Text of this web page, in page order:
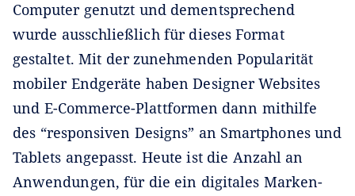
Computer genutzt und dementsprechend
wurde ausschließlich für dieses Format
gestaltet. Mit der zunehmenden Popularität
mobiler Endgeräte haben Designer Websites
und E-Commerce-Plattformen dann mithilfe
des “responsiven Designs” an Smartphones und
Tablets angepasst. Heute ist die Anzahl an
Anwendungen, für die ein digitales Marken-